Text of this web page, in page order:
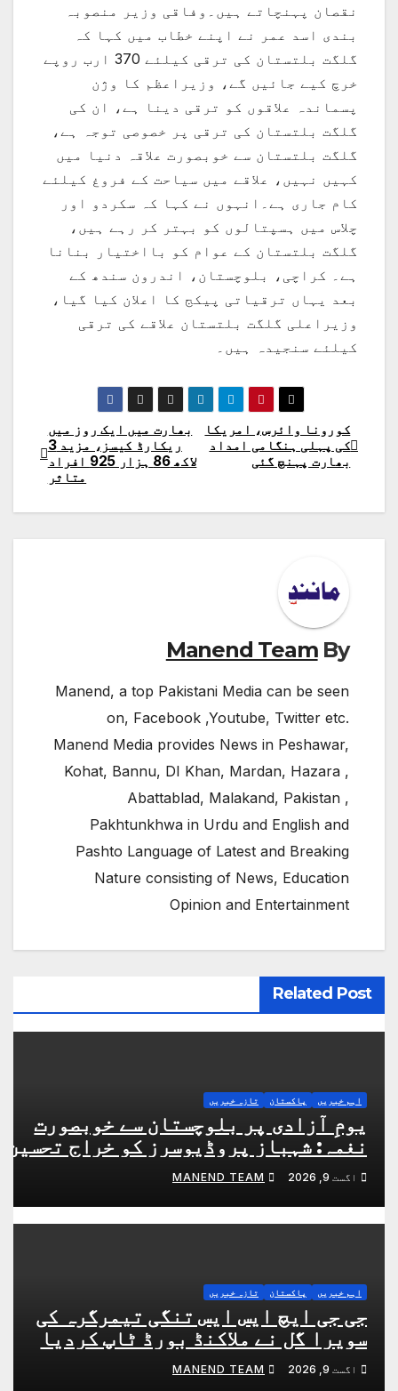
نقصان پہنچاتے ہیں۔وفاقی وزیر منصوبہ
بندی اسد عمر نے اپنے خطاب میں کہا کہ
گلگت بلتستان کی ترقی کیلئے 370 ارب روپے
خرچ کیے جائیں گے، وزیراعظم کا وژن
پسماندہ علاقوں کو ترقی دینا ہے، ان کی
گلگت بلتستان کی ترقی پر خصوصی توجہ ہے،
گلگت بلتستان سے خوبصورت علاقہ دنیا میں
کہیں نہیں، علاقے میں سیاحت کے فروغ کیلئے
کام جاری ہے۔انہوں نے کہا کہ سکردو اور
چلاس میں ہسپتالوں کو بہتر کر رہے ہیں،
گلگت بلتستان کے عوام کو بااختیار بنانا
ہے۔ کراچی، بلوچستان، اندرون سندھ کے
بعد یہاں ترقیاتی پیکج کا اعلان کیا گیا،
وزیراعلی گلگت بلتستان علاقے کی ترقی
کیلئے سنجیدہ ہیں۔
پوسٹوں
کی
نیویگیشن
بھارت میں ایک روز میں
ریکارڈ کیسز، مزید 3
لاکھ 86 ہزار 925 افراد
متاثر
کورونا وائرس، امریکا
کی پہلی ہنگامی امداد
بھارت پہنچ گئی
By
Manend Team
Manend, a top Pakistani Media can be seen
on, Facebook ,Youtube, Twitter etc.
Manend Media provides News in Peshawar,
Kohat, Bannu, DI Khan, Mardan, Hazara ,
Abattablad, Malakand, Pakistan ,
Pakhtunkhwa in Urdu and English and
Pashto Language of Latest and Breaking
Nature consisting of News, Education
Opinion and Entertainment
Related Post
اہم خبریں پاکستان تازہ خبریں
یومِ آزادی پر بلوچستان سے خوبصورت
نغمہ: شہباز پروڈیوسرز کو خراجِ تحسین
اگست 9, 2026 MANEND TEAM
اہم خبریں پاکستان تازہ خبریں
جی جی ایچ ایس ایس تنگی تیمرگرہ کی
سویرا گل نے ملاکنڈ بورڈ ٹاپ کردیا
اگست 9, 2026 MANEND TEAM